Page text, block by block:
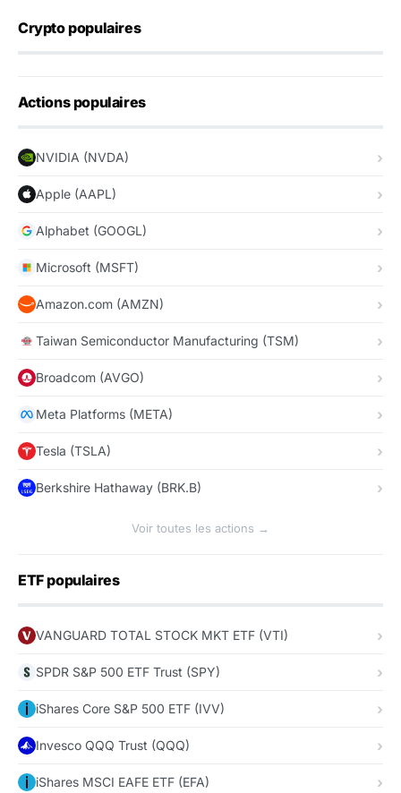
Crypto populaires
Actions populaires
NVIDIA (NVDA)
Apple (AAPL)
Alphabet (GOOGL)
Microsoft (MSFT)
Amazon.com (AMZN)
Taiwan Semiconductor Manufacturing (TSM)
Broadcom (AVGO)
Meta Platforms (META)
Tesla (TSLA)
Berkshire Hathaway (BRK.B)
Voir toutes les actions →
ETF populaires
VANGUARD TOTAL STOCK MKT ETF (VTI)
SPDR S&P 500 ETF Trust (SPY)
iShares Core S&P 500 ETF (IVV)
Invesco QQQ Trust (QQQ)
iShares MSCI EAFE ETF (EFA)